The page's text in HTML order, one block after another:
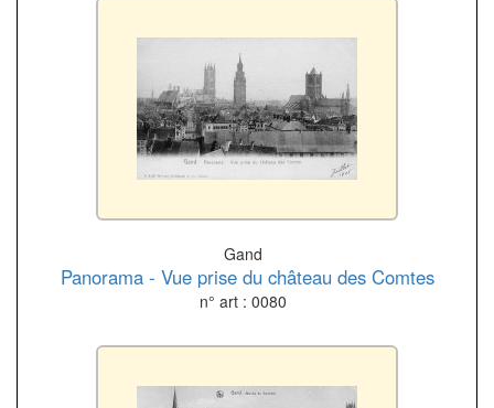
Gand
Panorama - Vue prise du château des Comtes
n° art : 0080